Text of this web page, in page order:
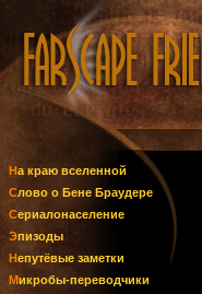
На краю вселенной
Слово о Бене Браудере
Сериалонаселение
Эпизоды
Непутёвые заметки
Микробы-переводчики